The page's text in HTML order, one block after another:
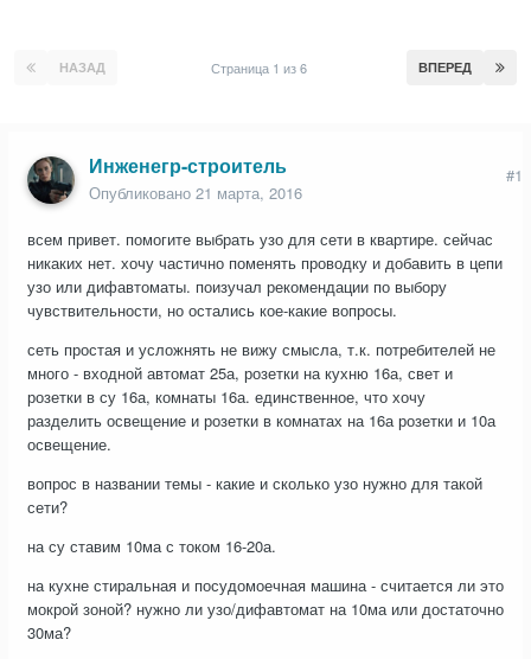
НАЗАД ВПЕРЕД
Страница 1 из 6
Инженегр-строитель
Опубликовано 21 марта, 2016
#1
всем привет. помогите выбрать узо для сети в квартире. сейчас
никаких нет. хочу частично поменять проводку и добавить в цепи
узо или дифавтоматы. поизучал рекомендации по выбору
чувствительности, но остались кое-какие вопросы.
сеть простая и усложнять не вижу смысла, т.к. потребителей не
много - входной автомат 25а, розетки на кухню 16а, свет и
розетки в су 16а, комнаты 16а. единственное, что хочу
разделить освещение и розетки в комнатах на 16а розетки и 10а
освещение.
вопрос в названии темы - какие и сколько узо нужно для такой
сети?
на су ставим 10ма с током 16-20а.
на кухне стиральная и посудомоечная машина - считается ли это
мокрой зоной? нужно ли узо/дифавтомат на 10ма или достаточно
30ма?